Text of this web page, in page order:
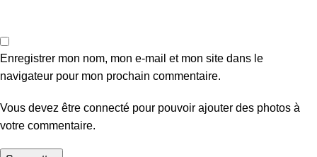
Enregistrer mon nom, mon e-mail et mon site dans le
navigateur pour mon prochain commentaire.
Vous devez être connecté pour pouvoir ajouter des photos à
votre commentaire.